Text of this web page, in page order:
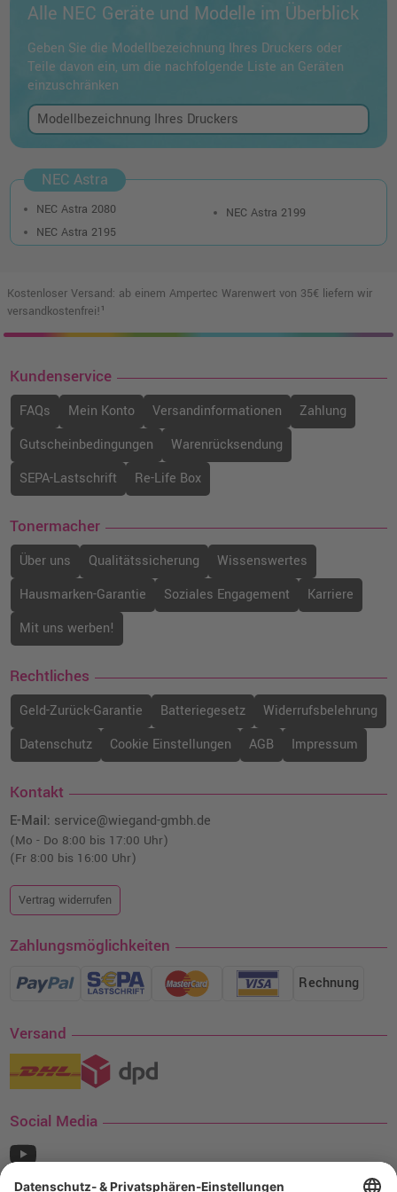
Alle NEC Geräte und Modelle im Überblick
Geben Sie die Modellbezeichnung Ihres Druckers oder
Teile davon ein, um die nachfolgende Liste an Geräten
einzuschränken
NEC Astra
NEC Astra 2080
NEC Astra 2195
NEC Astra 2199
Kostenloser Versand: ab einem Ampertec Warenwert von 35€ liefern wir
versandkostenfrei!¹
Kundenservice
FAQs Mein Konto Versandinformationen
Zahlung
Gutscheinbedingungen
Warenrücksendung
SEPA-Lastschrift
Re-Life Box
Tonermacher
Über uns Qualitätssicherung
Wissenswertes
Hausmarken-Garantie
Soziales Engagement
Karriere
Mit uns werben!
Rechtliches
Geld-Zurück-Garantie Batteriegesetz
Widerrufsbelehrung
Datenschutz
Cookie Einstellungen AGB Impressum
Kontakt
E-Mail: service@wiegand-gmbh.de
(Mo - Do 8:00 bis 17:00 Uhr)
(Fr 8:00 bis 16:00 Uhr)
Vertrag widerrufen
Zahlungsmöglichkeiten
Rechnung
Versand
Social Media